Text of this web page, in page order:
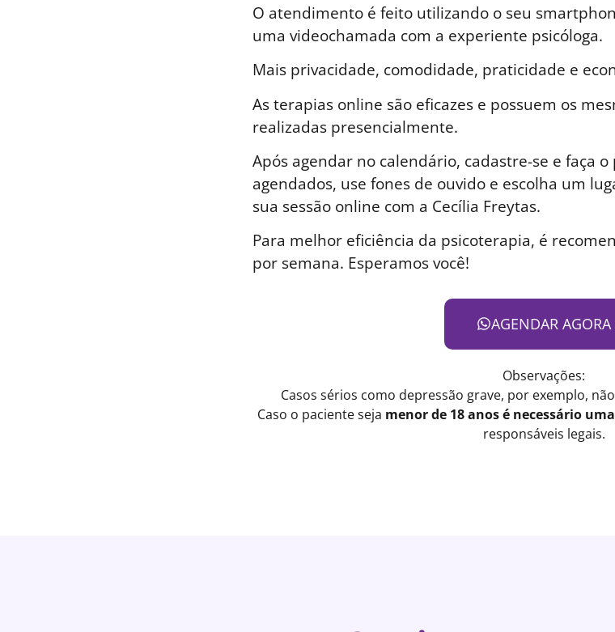
O atendimento é feito utilizando o seu
uma videochamada com a experiente psicóloga.
Mais privacidade, comodidade, praticidade e
As terapias online são eficazes e possuem os
realizadas presencialmente.
Após agendar no calendário, cadastre-se e faça
agendados, use fones de ouvido e escolha um
sua sessão online com a Cecília Freytas.
Para melhor eficiência da psicoterapia, é
por semana. Esperamos você!
AGENDAR AGORA
Observações:
Casos sérios como depressão grave, por exemplo,
Caso o paciente seja menor de 18 anos é necessário
responsáveis legais.